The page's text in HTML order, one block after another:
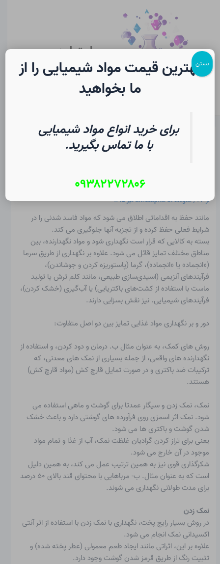
سایت لرن
شیمی
نمک به عنوان نگهدارنده مواد
از Christopher J. Ziegler/۲۳ تیر ۱۴۰۵
مانند حفظ به اقداماتی اطلاق می شود که مواد فاسد شدنی را در
شرایط فعلی حفظ کرده و از تجزیه آنها جلوگیری می کند.
بسته به کالایی که قرار است نگهداری شود و مواد نگهدارنده، بین
مناطق مختلف تمایز قائل می شود. علاوه بر نگهداری از طریق سرما
(«انجماد» یا «انجماد»)، گرما (پاستوریزه کردن و جوشاندن)،
فرآیندهای آنزیمی (اسیدی‌سازی طبیعی، مانند کلم ترش یا تولید
ماست با استفاده از کشت‌های باکتریایی) یا آب‌گیری (خشک کردن)،
فرآیندهای شیمیایی. نیز نقش بسزایی دارند.
دور و برنگهداری مواد غذایی تمایز بین دو اصل متفاوت:
روش های کمک، به عنوان مثال ب. درمان و دود کردن، و استفاده از
نگهدارنده های واقعی، از جمله بسیاری از نمک های معدنی، که
ترکیبات ضد باکتری و در صورت تمایل قارچ کش (مواد قارچ کش)
هستند.
نمک،نمک زدن و سیگار عمدتا برای گوشت و ماهی استفاده می
شود. نمک اثر اسمزی روی فرآورده های گوشتی دارد و باعث خشک
شدن گوشت و باکتری ها می شود.
یعنی برای تراز کردن گرادیان غلظت نمک، آب از غذا و تمام مواد
موجود در آن خارج می شود.
شکرگذاری قوی نیز به همین ترتیب عمل می کند، به همین دلیل
است که به عنوان مثال. ب- مرباهایی با محتوای قند بالای ۵۰ درصد
برای مدت طولانی نگهداری می شوند.
نمک زدن
در روش بسیار رایج پخت، نگهداری با نمک زدن با استفاده از اثر آنتی
اکسیدانی نمک انجام می شود.
علاوه بر این، اثراتی مانند ایجاد طعم معمولی (عطر پخته شده) و
تثبیت رنگ از طریق قرمز شدن گوشت وجود دارد.
بهترین قیمت مواد شیمیایی را از
ما بخواهید
برای خرید انواع مواد شیمیایی
با ما تماس بگیرید.
۰۹۳۸۲۲۷۲۸۰۶
بستن